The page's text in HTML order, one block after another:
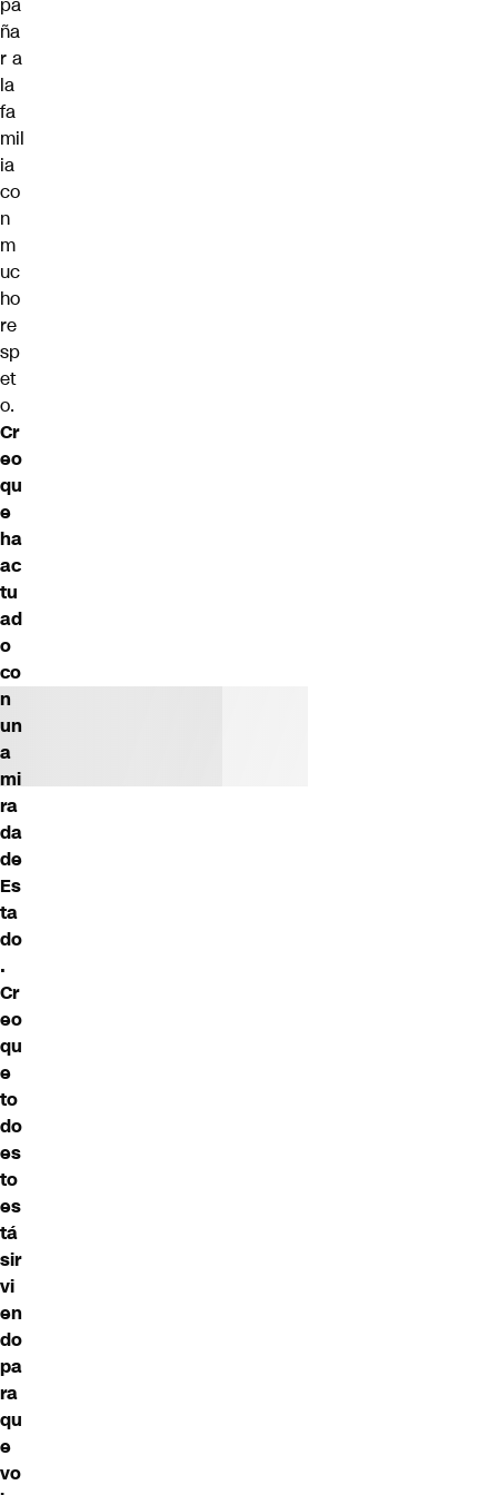
ña
r a
la
fa
mil
ia
co
n
m
uc
ho
re
sp
et
o.
Cr
eo
qu
e
ha
ac
tu
ad
o
co
n
un
a
mi
ra
da
de
Es
ta
do
.
Cr
eo
qu
e
to
do
es
to
es
tá
sir
vi
en
do
pa
ra
qu
e
vo